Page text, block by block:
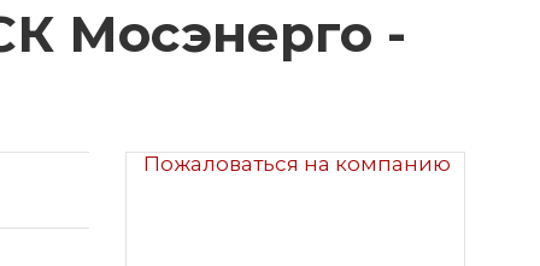
Мосэнерго -
Пожаловаться на компанию